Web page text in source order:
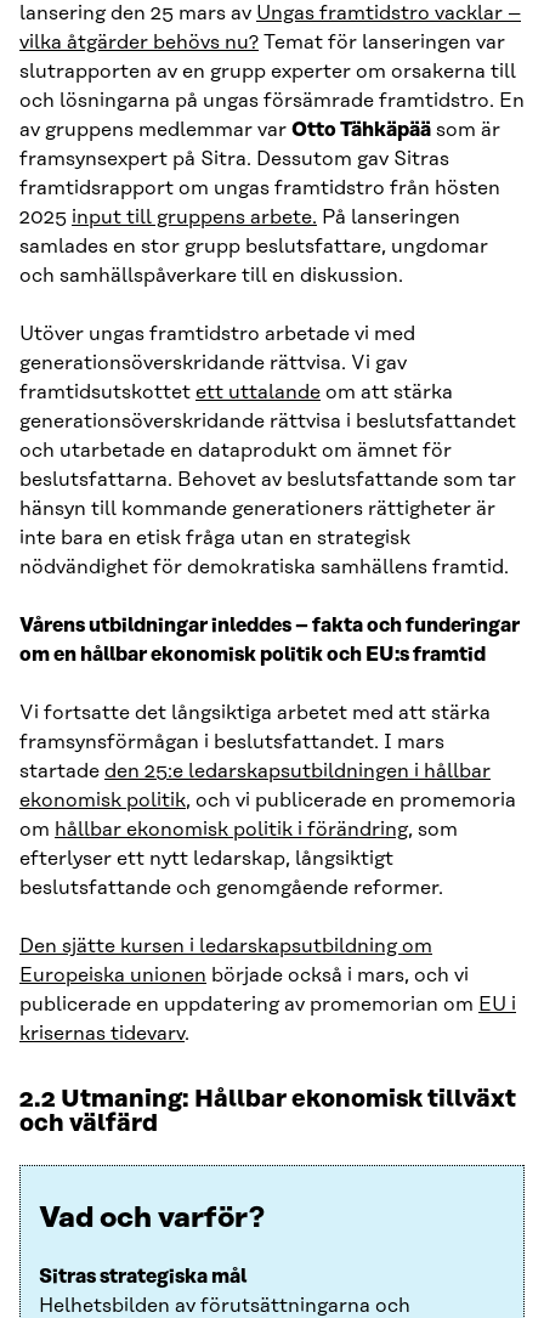
lansering den 25 mars av Ungas framtidstro vacklar –
vilka åtgärder behövs nu? Temat för lanseringen var
slutrapporten av en grupp experter om orsakerna till
och lösningarna på ungas försämrade framtidstro. En
av gruppens medlemmar var Otto Tähkäpää som är
framsynsexpert på Sitra. Dessutom gav Sitras
framtidsrapport om ungas framtidstro från hösten
2025 input till gruppens arbete. På lanseringen
samlades en stor grupp beslutsfattare, ungdomar
och samhällspåverkare till en diskussion.
Utöver ungas framtidstro arbetade vi med
generationsöverskridande rättvisa. Vi gav
framtidsutskottet ett uttalande om att stärka
generationsöverskridande rättvisa i beslutsfattandet
och utarbetade en dataprodukt om ämnet för
beslutsfattarna. Behovet av beslutsfattande som tar
hänsyn till kommande generationers rättigheter är
inte bara en etisk fråga utan en strategisk
nödvändighet för demokratiska samhällens framtid.
Vårens utbildningar inleddes – fakta och funderingar
om en hållbar ekonomisk politik och EU:s framtid
Vi fortsatte det långsiktiga arbetet med att stärka
framsynsförmågan i beslutsfattandet. I mars
startade den 25:e ledarskapsutbildningen i hållbar
ekonomisk politik, och vi publicerade en promemoria
om hållbar ekonomisk politik i förändring, som
efterlyser ett nytt ledarskap, långsiktigt
beslutsfattande och genomgående reformer.
Den sjätte kursen i ledarskapsutbildning om
Europeiska unionen började också i mars, och vi
publicerade en uppdatering av promemorian om EU i
krisernas tidevarv.
2.2 Utmaning: Hållbar ekonomisk tillväxt
och välfärd
Vad och varför?
Sitras strategiska mål
Helhetsbilden av förutsättningarna och